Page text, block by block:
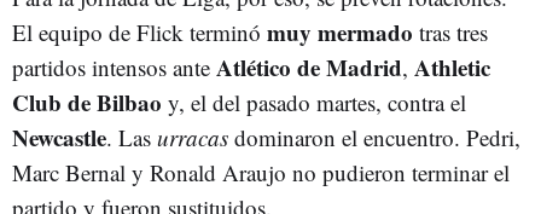
El equipo de Flick terminó muy mermado tras tres
partidos intensos ante Atlético de Madrid, Athletic
Club de Bilbao y, el del pasado martes, contra el
Newcastle. Las urracas dominaron el encuentro. Pedri,
Marc Bernal y Ronald Araujo no pudieron terminar el
partido y fueron sustituidos.